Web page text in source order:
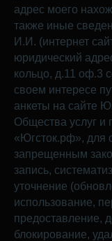
адрес моего
также иные
И.И. (интернет
юридический
кольцо, д.11 оф.3
своем интересе
анкеты на сайте
Общества услуг и
«Югсток.рф», для
запрещенным
запись,
уточнение
использование,
предоставление,
блокирование,